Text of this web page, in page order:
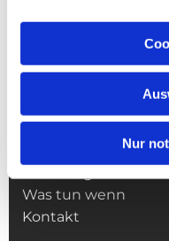
Nur
Pfarrei St. Martin
Veranstaltungen &
Was tun wenn
Kontakt